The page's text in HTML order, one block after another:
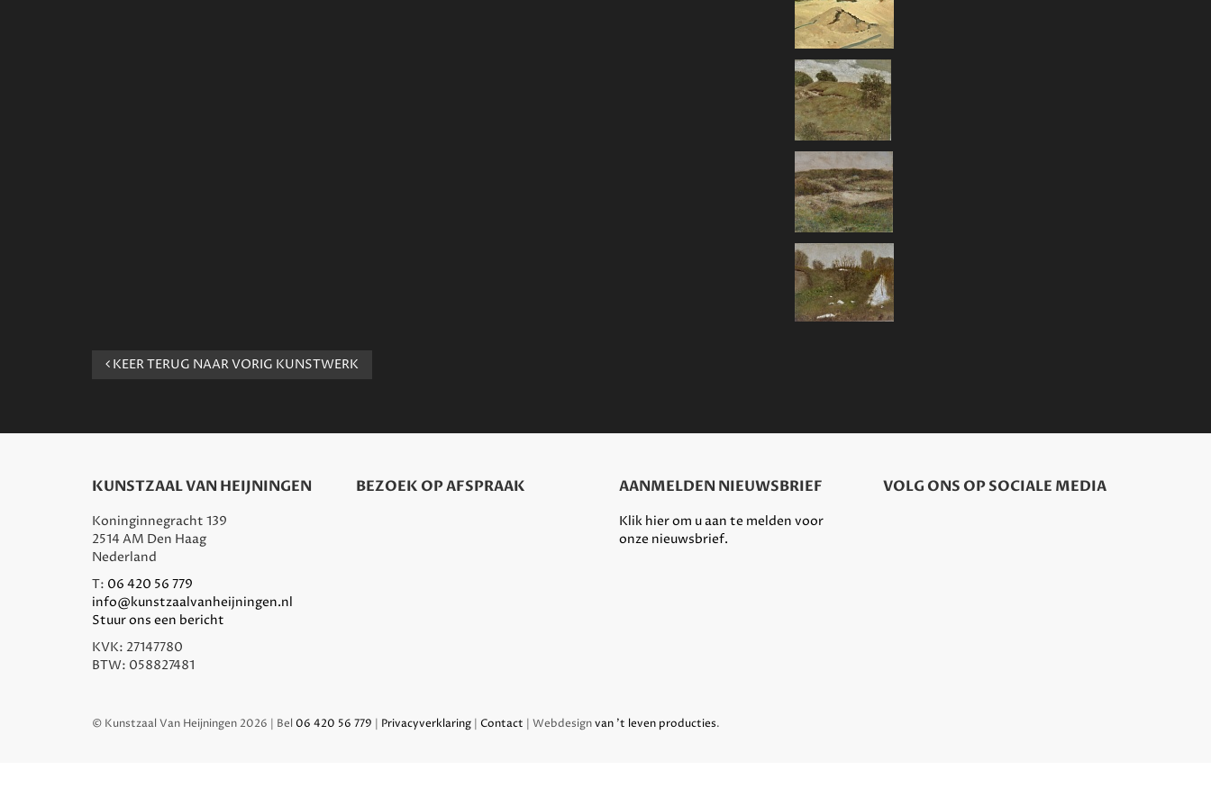
KEER TERUG NAAR VORIG KUNSTWERK
KUNSTZAAL VAN HEIJNINGEN
Koninginnegracht 139
2514 AM Den Haag
Nederland
T: 06 420 56 779
info@kunstzaalvanheijningen.nl
Stuur ons een bericht
KVK: 27147780
BTW: 058827481
BEZOEK OP AFSPRAAK AANMELDEN NIEUWSBRIEF
Klik hier om u aan te melden voor
onze nieuwsbrief.
VOLG ONS OP SOCIALE MEDIA
© Kunstzaal Van Heijningen 2026 | Bel 06 420 56 779 | Privacyverklaring | Contact | Webdesignvan 't leven producties.